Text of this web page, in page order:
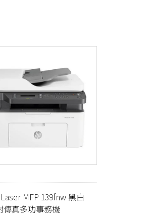
MFP 139fnw 黑白
傳真多功事務機